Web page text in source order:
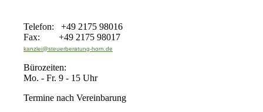
Telefon: +49 2175 98016
Fax: +49 2175 98017
kanzlei@steuerberatung-horn.de
Bürozeiten:
Mo. - Fr. 9 - 15 Uhr
Termine nach Vereinbarung